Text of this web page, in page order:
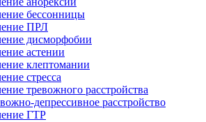
бессонницы
ПРЛ
дисморфобии
астении
клептомании
стресса
тревожного расстройства
депрессивное расстройство
ГТР